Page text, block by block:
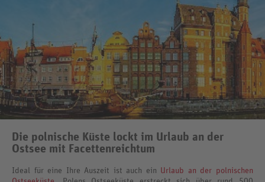
Die polnische Küste lockt im Urlaub an der
Ostsee mit Facettenreichtum
Ideal für eine Ihre Auszeit ist auch ein Urlaub an der polnischen